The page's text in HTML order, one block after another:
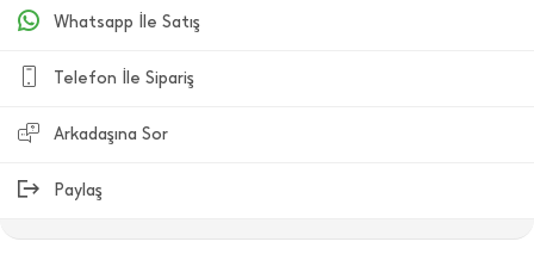
Whatsapp İle Satış
Telefon İle Sipariş
Arkadaşına Sor
Paylaş